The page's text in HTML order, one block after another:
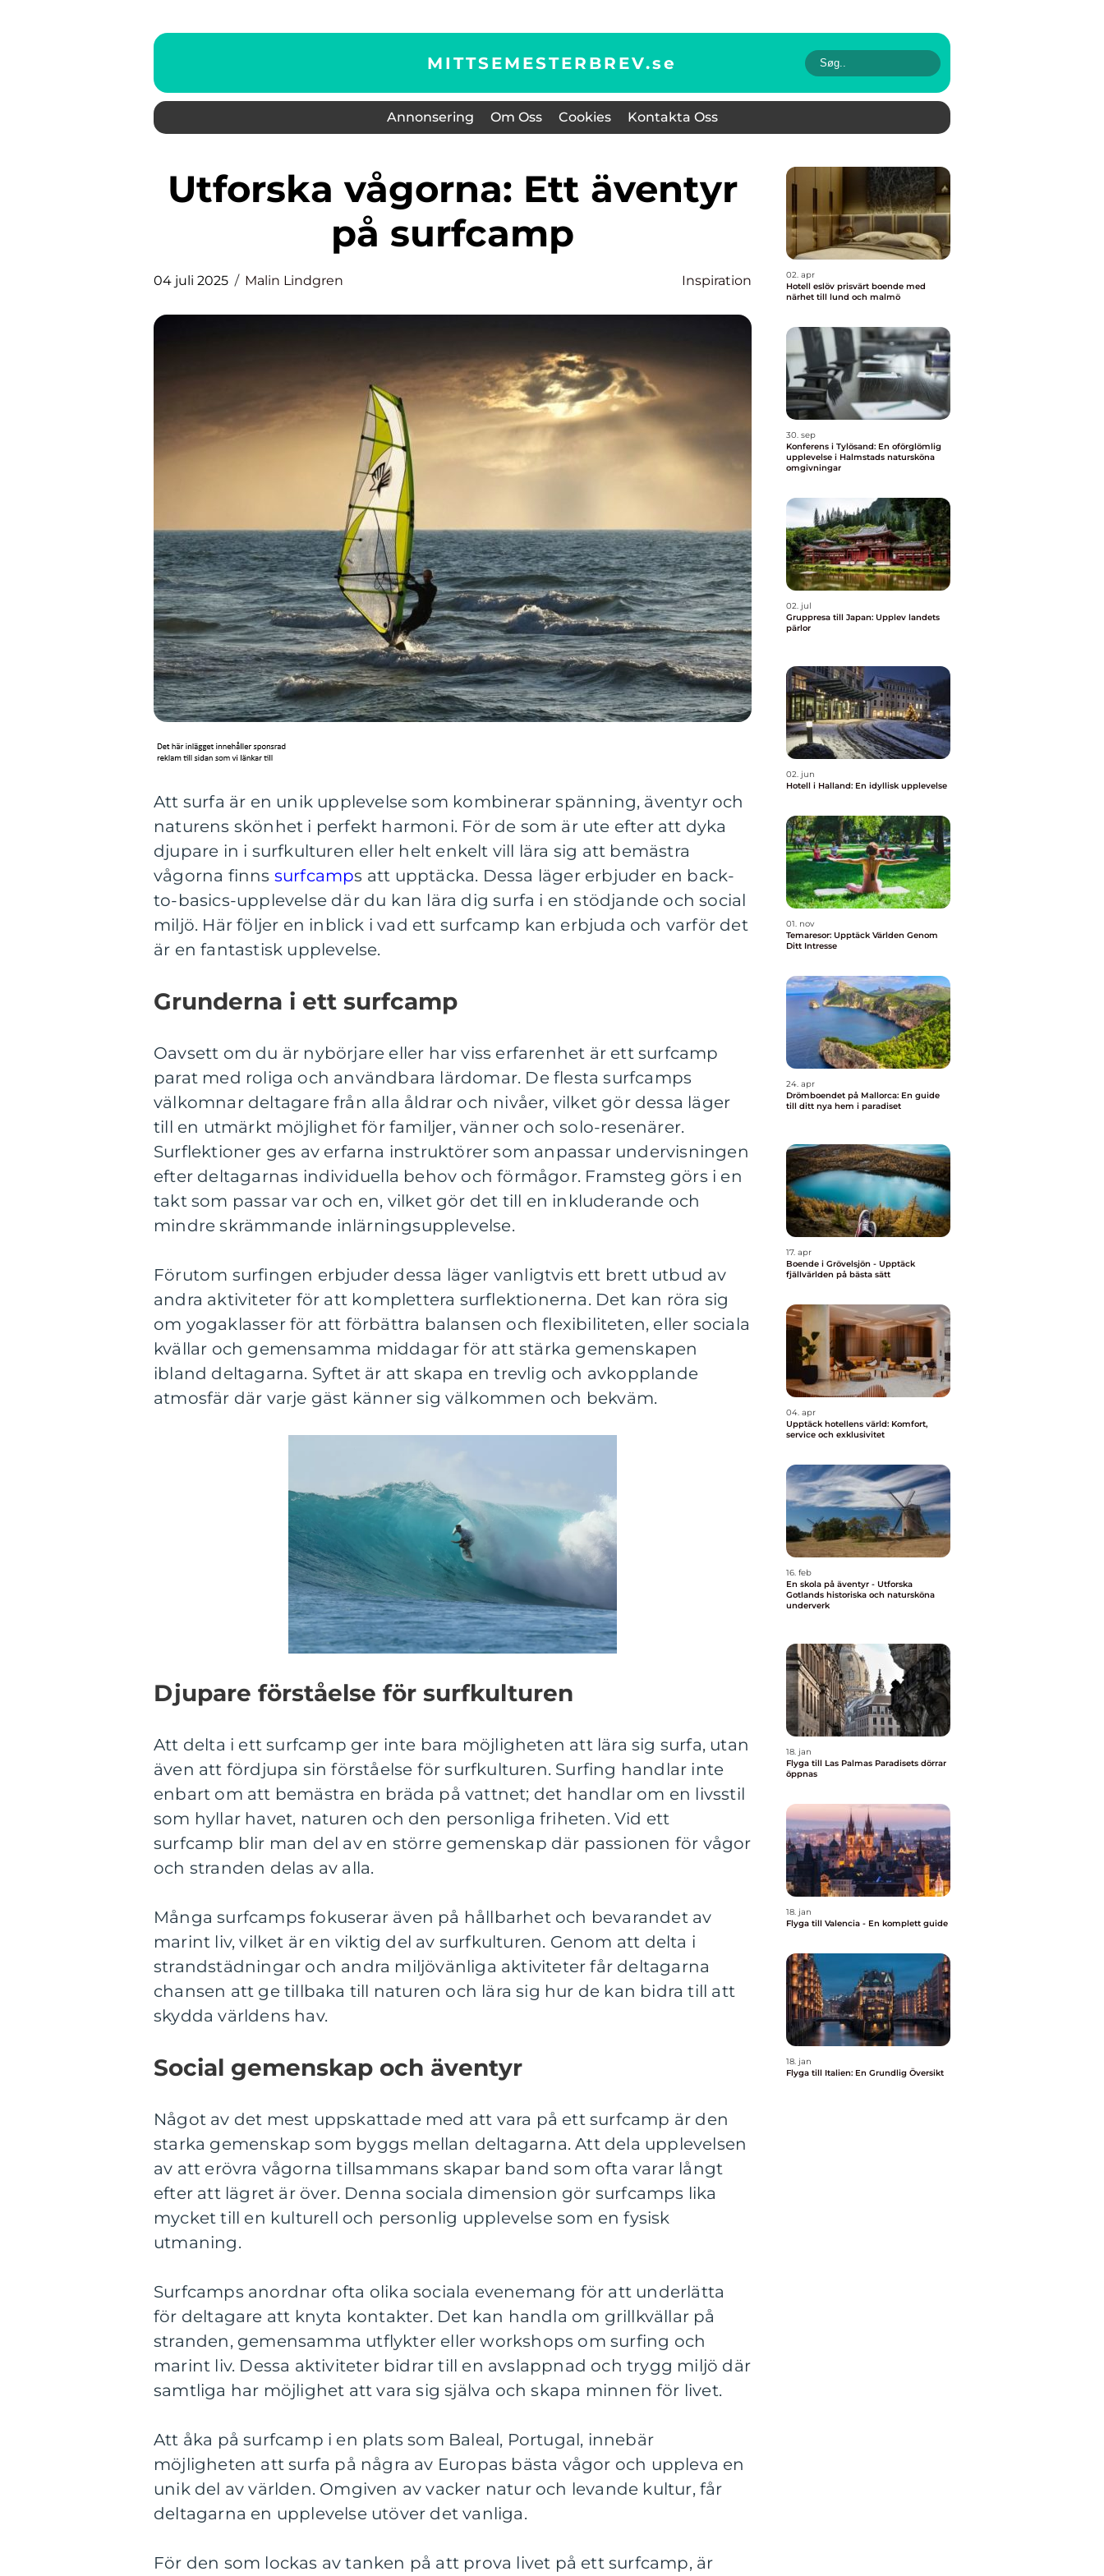
MITTSEMESTERBREV.se
Annonsering Om Oss Cookies Kontakta Oss
Utforska vågorna: Ett äventyr
på surfcamp
04 juli 2025 Malin Lindgren Inspiration
Att surfa är en unik upplevelse som kombinerar spänning, äventyr och
naturens skönhet i perfekt harmoni. För de som är ute efter att dyka
djupare in i surfkulturen eller helt enkelt vill lära sig att bemästra
vågorna finns surfcamps att upptäcka. Dessa läger erbjuder en back-
to-basics-upplevelse där du kan lära dig surfa i en stödjande och social
miljö. Här följer en inblick i vad ett surfcamp kan erbjuda och varför det
är en fantastisk upplevelse.
Grunderna i ett surfcamp
Oavsett om du är nybörjare eller har viss erfarenhet är ett surfcamp
parat med roliga och användbara lärdomar. De flesta surfcamps
välkomnar deltagare från alla åldrar och nivåer, vilket gör dessa läger
till en utmärkt möjlighet för familjer, vänner och solo-resenärer.
Surflektioner ges av erfarna instruktörer som anpassar undervisningen
efter deltagarnas individuella behov och förmågor. Framsteg görs i en
takt som passar var och en, vilket gör det till en inkluderande och
mindre skrämmande inlärningsupplevelse.
Förutom surfingen erbjuder dessa läger vanligtvis ett brett utbud av
andra aktiviteter för att komplettera surflektionerna. Det kan röra sig
om yogaklasser för att förbättra balansen och flexibiliteten, eller sociala
kvällar och gemensamma middagar för att stärka gemenskapen
ibland deltagarna. Syftet är att skapa en trevlig och avkopplande
atmosfär där varje gäst känner sig välkommen och bekväm.
Djupare förståelse för surfkulturen
Att delta i ett surfcamp ger inte bara möjligheten att lära sig surfa, utan
även att fördjupa sin förståelse för surfkulturen. Surfing handlar inte
enbart om att bemästra en bräda på vattnet; det handlar om en livsstil
som hyllar havet, naturen och den personliga friheten. Vid ett
surfcamp blir man del av en större gemenskap där passionen för vågor
och stranden delas av alla.
Många surfcamps fokuserar även på hållbarhet och bevarandet av
marint liv, vilket är en viktig del av surfkulturen. Genom att delta i
strandstädningar och andra miljövänliga aktiviteter får deltagarna
chansen att ge tillbaka till naturen och lära sig hur de kan bidra till att
skydda världens hav.
Social gemenskap och äventyr
Något av det mest uppskattade med att vara på ett surfcamp är den
starka gemenskap som byggs mellan deltagarna. Att dela upplevelsen
av att erövra vågorna tillsammans skapar band som ofta varar långt
efter att lägret är över. Denna sociala dimension gör surfcamps lika
mycket till en kulturell och personlig upplevelse som en fysisk
utmaning.
Surfcamps anordnar ofta olika sociala evenemang för att underlätta
för deltagare att knyta kontakter. Det kan handla om grillkvällar på
stranden, gemensamma utflykter eller workshops om surfing och
marint liv. Dessa aktiviteter bidrar till en avslappnad och trygg miljö där
samtliga har möjlighet att vara sig själva och skapa minnen för livet.
Att åka på surfcamp i en plats som Baleal, Portugal, innebär
möjligheten att surfa på några av Europas bästa vågor och uppleva en
unik del av världen. Omgiven av vacker natur och levande kultur, får
deltagarna en upplevelse utöver det vanliga.
För den som lockas av tanken på att prova livet på ett surfcamp, är
02. apr
Hotell eslöv prisvärt boende med
närhet till lund och malmö
30. sep
Konferens i Tylösand: En oförglömlig
upplevelse i Halmstads natursköna
omgivningar
02. jul
Gruppresa till Japan: Upplev landets
pärlor
02. jun
Hotell i Halland: En idyllisk upplevelse
01. nov
Temaresor: Upptäck Världen Genom
Ditt Intresse
24. apr
Drömboendet på Mallorca: En guide
till ditt nya hem i paradiset
17. apr
Boende i Grövelsjön - Upptäck
fjällvärlden på bästa sätt
04. apr
Upptäck hotellens värld: Komfort,
service och exklusivitet
16. feb
En skola på äventyr - Utforska
Gotlands historiska och natursköna
underverk
18. jan
Flyga till Las Palmas Paradisets dörrar
öppnas
18. jan
Flyga till Valencia - En komplett guide
18. jan
Flyga till Italien: En Grundlig Översikt